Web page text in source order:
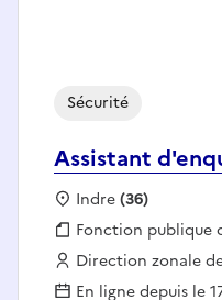
Assistant
Sécurité
Localisation :
Indre(36)
Fonction publique :
Fonction publique
Employeur :
Direction zonale
En ligne depuis le